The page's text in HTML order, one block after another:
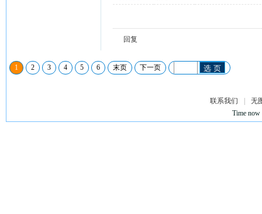
回复
1 2 3 4 5 6 末页 下一页 选 页
联系我们
无
Time now